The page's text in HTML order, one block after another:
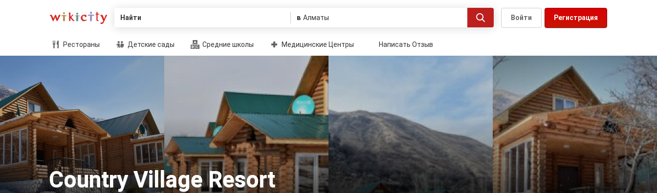
Найти в Регистрация
Войти
Рестораны Детские сады Средние школы Медицинские Центры Написать Отзыв
Country Village Resort